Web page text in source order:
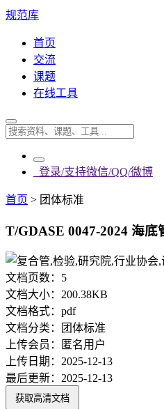
规范库
首页
交流
课题
在线工具
登录/支持微信/QQ/微博
首页 > 团体标准
T/GDASE 0047-2024 海
文档页数： 5
文档大小： 200.38KB
文档格式： pdf
文档分类：
团体标准
上传会员：
匿名用户
上传日期： 2025-12-13
最后更新： 2025-12-13
获取高清文档